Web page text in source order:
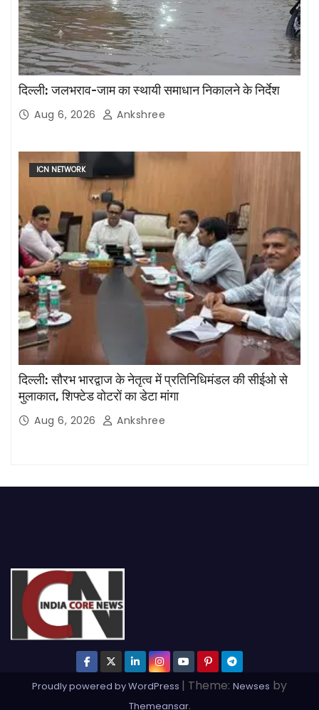
दिल्ली: जलभराव-जाम का स्थायी समाधान निकालने के निर्देश
Aug 6, 2026 Ankshree
ICN NETWORK
दिल्ली: सौरभ भारद्वाज के नेतृत्व में प्रतिनिधिमंडल की सीईओ से
मुलाकात, शिफ्टेड वोटरों का डेटा मांगा
Aug 6, 2026 Ankshree
Proudly powered by WordPress | Theme: Newses by
Themeansar.